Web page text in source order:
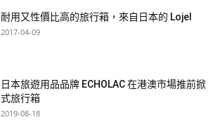
耐用又性價比高的旅行箱，來自日本的 Lojel
2017-04-09
日本旅遊用品品牌 ECHOLAC 在港澳市場推前掀
式旅行箱
2019-08-18